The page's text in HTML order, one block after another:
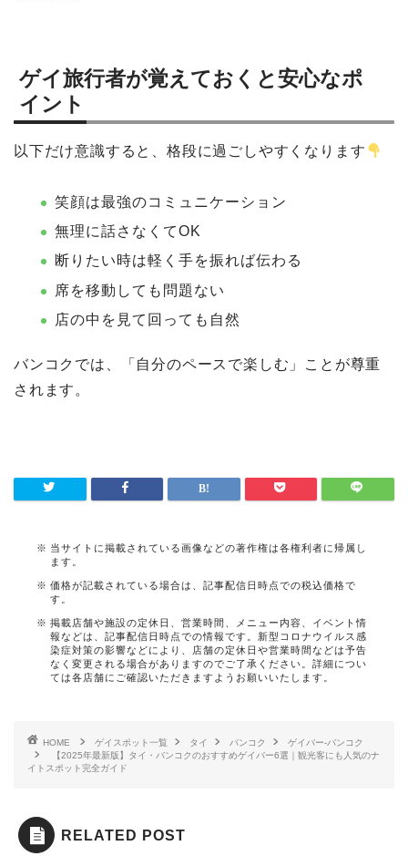
ゲイ旅行者が覚えておくと安心なポ
イント
以下だけ意識すると、格段に過ごしやすくなります
笑顔は最強のコミュニケーション
無理に話さなくてOK
断りたい時は軽く手を振れば伝わる
席を移動しても問題ない
店の中を見て回っても自然
バンコクでは、「自分のペースで楽しむ」ことが尊重
されます。
当サイトに掲載されている画像などの著作権は各権利者に帰属し
ます。
価格が記載されている場合は、記事配信日時点での税込価格で
す。
掲載店舗や施設の定休日、営業時間、メニュー内容、イベント情
報などは、記事配信日時点での情報です。新型コロナウイルス感
染症対策の影響などにより、店舗の定休日や営業時間などは予告
なく変更される場合がありますのでご了承ください。詳細につい
ては各店舗にご確認いただきますようお願いいたします。
HOME ゲイスポット一覧 タイ バンコク
ゲイバー-バンコク
【2025年最新版】タイ・バンコクのおすすめゲイバー6選｜観光客にも人気のナ
イトスポット完全ガイド
RELATED POST